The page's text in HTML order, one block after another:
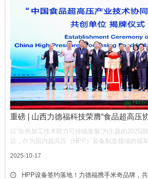
重磅 | 山西力德福科技荣膺“食品超高压
单位”，携手产业链共筑非热加工新生态
以“非热加工技术助力可持续发展”为主题的2025
议，作为国内超高压（HPP）装备制造领域的领
号，彰显了公司在推动超高压技术产业化中的核心
2025-10-17
HPP设备签约落地！力德福携手米奇品牌，